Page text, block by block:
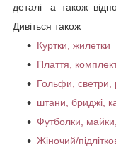
деталі а також
Дивіться також
Куртки, жилетки
Плаття,
Гольфи, светри,
штани, бриджі,
Футболки,
Жіночий/